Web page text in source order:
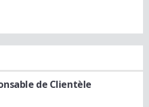
de Clientèle